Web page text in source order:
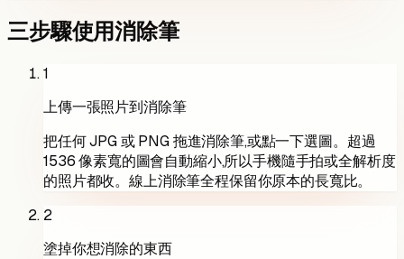
三步驟使用消除筆
1
上傳一張照片到消除筆
把任何 JPG 或 PNG 拖進消除筆,或點一下選圖。超過
1536 像素寬的圖會自動縮小,所以手機隨手拍或全解析度
的照片都收。線上消除筆全程保留你原本的長寬比。
2
塗掉你想消除的東西